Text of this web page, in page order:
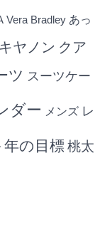
Vera Bradley あっ
キヤノン クア
ツ スーツケー
ダー メンズ レ
年の目標 桃太